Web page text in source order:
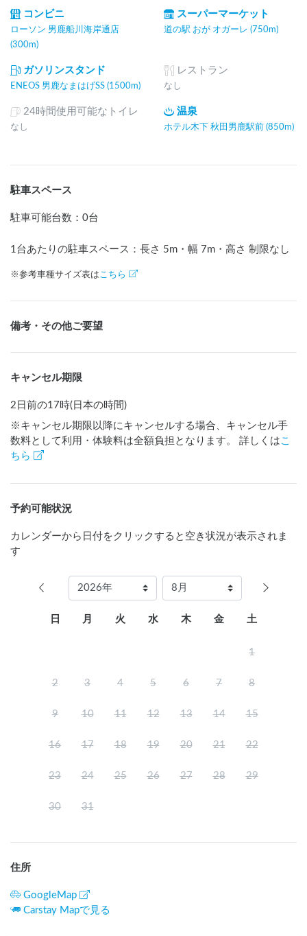
コンビニ
ローソン 男鹿船川海岸通店
(300m)
スーパーマーケット
道の駅 おが オガーレ (750m)
ガソリンスタンド
ENEOS 男鹿なまはげSS (1500m)
レストラン
なし
24時間使用可能なトイレ
なし
温泉
ホテル木下 秋田男鹿駅前 (850m)
駐車スペース
駐車可能台数 ： 0台
1台あたりの駐車スペース：長さ 5m ・幅 7m ・高さ 制限なし
※参考車種サイズ表は こちら
備考・その他ご要望
キャンセル期限
2日前の17時(日本の時間)
※キャンセル期限以降にキャンセルする場合、キャンセル手
数料として利用・体験料は全額負担となります。 詳しくは こ
ちら
予約可能状況
カレンダーから日付をクリックすると空き状況が表示されま
す
日 月 火 水 木 金 土
1
2 3 4 5 6 7 8
9 10 11 12 13 14 15
16 17 18 19 20 21 22
23 24 25 26 27 28 29
30 31
住所
GoogleMap
Carstay Mapで見る